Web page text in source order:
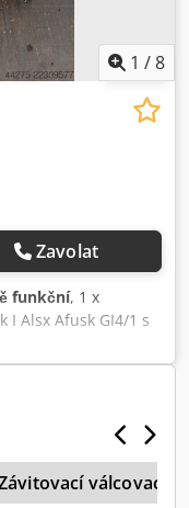
1 /8
Zavolat
funkční, 1 x
I Alsx Afusk GI4/1 s
za provozu.
válcovací